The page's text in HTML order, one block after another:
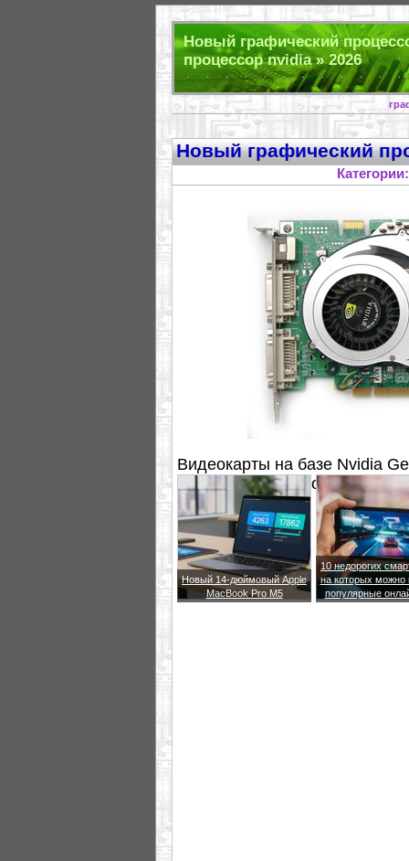
Новый графический
процессор nvidia » 2026
Новый графический
Видеокарты на базе Nvidia
рекомендуемой розничной
Новый 14-дюймовый Apple
MacBook Pro M5
10 недорогих
на которых можно
популярные